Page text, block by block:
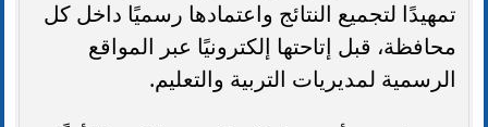
تمهيدًا لتجميع النتائج واعتمادها رسميًا داخل كل
محافظة، قبل إتاحتها إلكترونيًا عبر المواقع
الرسمية لمديريات التربية والتعليم.